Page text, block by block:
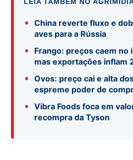
•
China reverte fluxo e
aves para a Rússia
•
Frango: preços caem no
mas exportações inflam
•
Ovos: preço cai e alta
espreme poder de
•
Vibra Foods foca em
recompra da Tyson